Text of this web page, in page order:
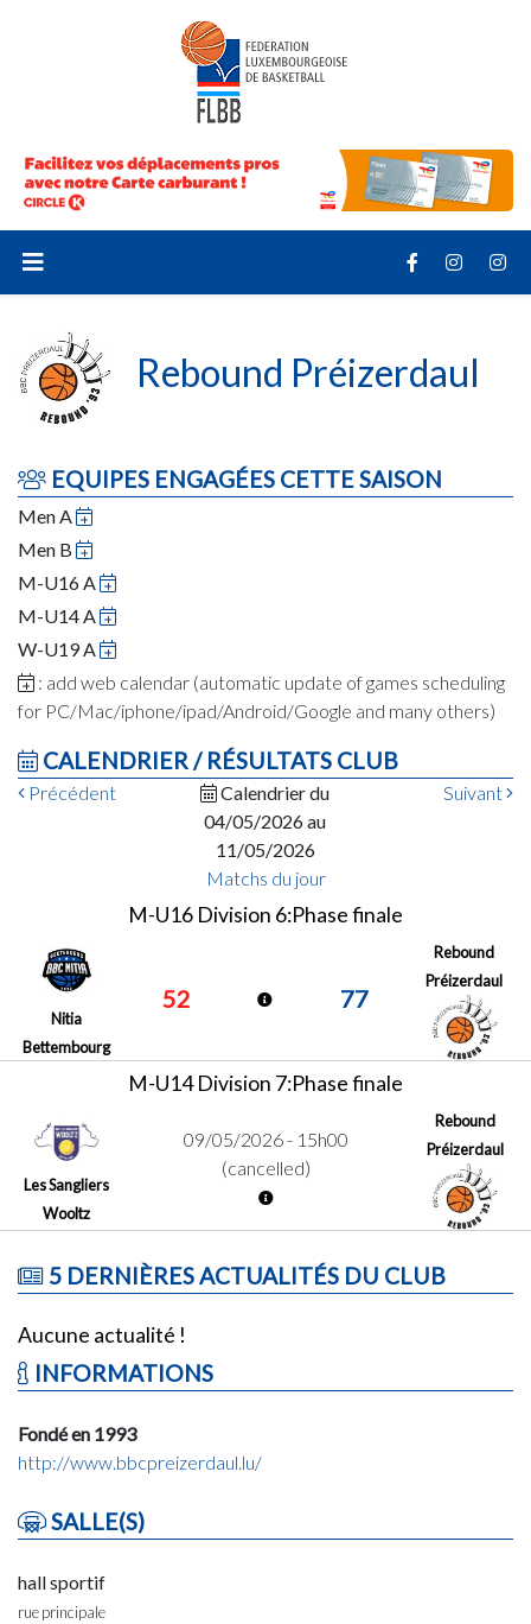
Rebound Préizerdaul
EQUIPES ENGAGÉES CETTE SAISON
Men A
Men B
M-U16 A
M-U14 A
W-U19 A
: add web calendar (automatic update of games scheduling
for PC/Mac/iphone/ipad/Android/Google and many others)
CALENDRIER / RÉSULTATS CLUB
Précédent
Calendrier du
04/05/2026 au
11/05/2026
Suivant
Matchs du jour
M-U16 Division 6:Phase finale
Nitia
Bettembourg
52 77
Rebound
Préizerdaul
M-U14 Division 7:Phase finale
Les Sangliers
Wooltz
09/05/2026 - 15h00
(cancelled)
Rebound
Préizerdaul
5 DERNIÈRES ACTUALITÉS DU CLUB
Aucune actualité !
INFORMATIONS
Fondé en 1993
http://www.bbcpreizerdaul.lu/
SALLE(S)
hall sportif
rue principale